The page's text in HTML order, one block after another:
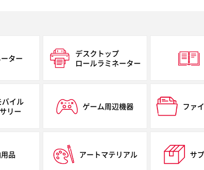
ター
デスクトップ
ロールラミネーター
バイル
リー
ゲーム周辺機器 ファ
品 アートマテリアル サ